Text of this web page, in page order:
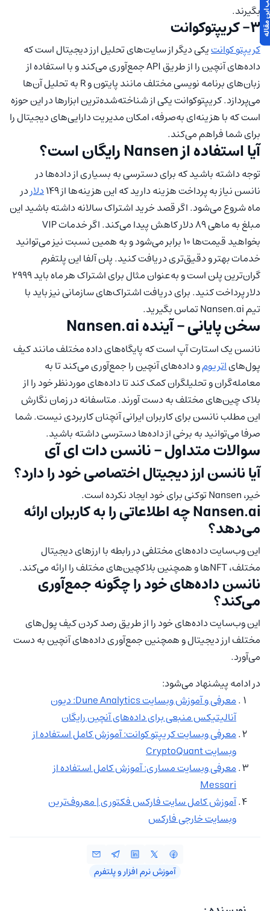
بگیرند.
3- کریپتوکوانت
کریپتو کوانتیکی دیگر از سایت‌های تحلیل ارز دیجیتال است که
داده‌های آنچین را از طریق API جمع‌آوری می‌کند و با استفاده از
زبان‌های برنامه نویسی مختلف مانند پایتون و R به تحلیل آن‌ها
می‌پردازد. کریپتوکوانت یکی از شناخته‌شده‌ترین ابزارها در این حوزه
است که با هزینه‌ای به‌صرفه، امکان مدیریت دارایی‌های دیجیتال را
برای شما فراهم می‌کند.
آیا استفاده از Nansen رایگان است؟
توجه داشته باشید که برای دسترسی به بسیاری از داده‌ها در
نانسن نیاز به پرداخت هزینه دارید که این هزینه‌ها از 149
دلاردر
ماه شروع می‌شود. اگر قصد خرید اشتراک سالانه داشته باشید این
مبلغ به ماهی 89 دلار کاهش پیدا می‌کند. اگر خدمات VIP
بخواهید قیمت‌ها 10 برابر می‌شود و به همین نسبت نیز می‌توانید
خدمات بهتر و دقیق‌تری دریافت کنید. پلن آلفا این پلتفرم
گران‌ترین پلن است و به‌عنوان مثال برای اشتراک هر ماه باید 2999
دلار پرداخت کنید. برای دریافت اشتراک‌های سازمانی نیز باید با
تیم Nansen.ai تماس بگیرید.
سخن پایانی – آینده Nansen.ai
نانسن یک استارت آپ است که پایگاه‌های داده مختلف مانند کیف
پول‌هایاتریومو داده‌های آنچین را جمع‌آوری می‌کند تا به
معامله‌گران و تحلیلگران کمک کند تا داده‌های موردنظر خود را از
بلاک چین‌های مختلف به دست آورند. متاسفانه در زمان نگارش
این مطلب نانسن برای کاربران ایرانی آنچنان کاربردی نیست. شما
صرفا می‌توانید به برخی از داده‌ها دسترسی داشته باشید.
سوالات متداول – نانسن دات ای آی
آیا نانسن ارز دیجیتال اختصاصی خود را دارد؟
خیر، Nansen توکنی برای خود ایجاد نکرده است.
Nansen.ai چه اطلاعاتی را به کاربران ارائه
می‌دهد؟
این وب‌سایت داده‌های مختلفی در رابطه با ارزهای دیجیتال
مختلف، NFTها و همچنین بلاکچین‌های مختلف را ارائه می‌کند.
نانسن داده‌های خود را چگونه جمع‌آوری
می‌کند؟
این وب‌سایت داده‌های خود را از طریق رصد کردن کیف پول‌های
مختلف ارز دیجیتال و همچنین جمع‌آوری داده‌های آنچین به دست
می‌آورد.
در ادامه پیشنهاد می‌شود:
معرفی و آموزش وبسایت Dune Analytics: دیون
آنالیتیکس منبعی برای داده‌های آنچین رایگان
معرفی وبسایت کریپتو کوانت: آموزش کامل استفاده از
وبسایت CryptoQuant
معرفی وبسایت مساری: آموزش کامل استفاده از
Messari
آموزش کامل سایت فارکس فکتوری | معروف‌ترین
وبسایت خارجی فارکس
آموزش نرم‌ افزار و پلتفرم